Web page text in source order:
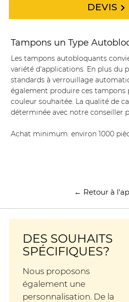
DEVIS
Tampons un Type
Les tampons autobloquants
variété d'applications. En plus du
standards à verrouillage
également produire ces tampons
couleur souhaitée. La qualité de
déterminée avec notre conseiller
Achat minimum: environ 1000
← Retour à
DES SOUHAITS
SPÉCIFIQUES?
Nous proposons
également une
personnalisation. De la